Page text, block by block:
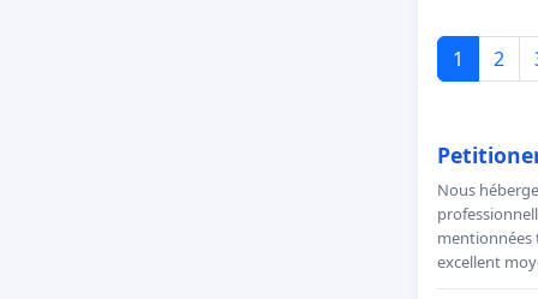
1 2
Nous
mentionnées
excellent